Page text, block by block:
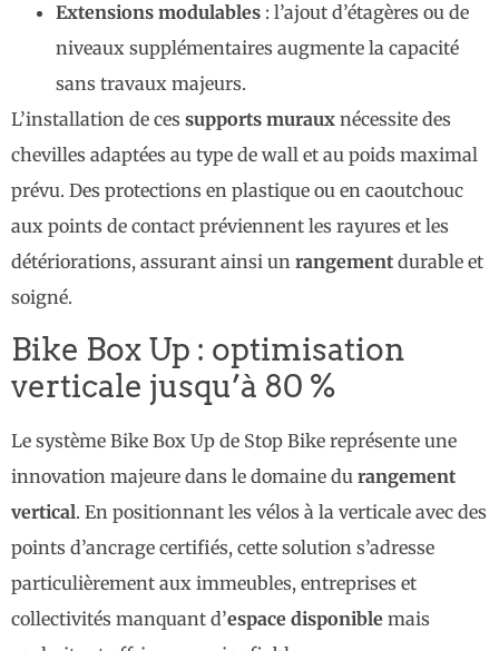
Extensions modulables : l’ajout d’étagères ou de
niveaux supplémentaires augmente la capacité
sans travaux majeurs.
L’installation de ces supports muraux nécessite des
chevilles adaptées au type de wall et au poids maximal
prévu. Des protections en plastique ou en caoutchouc
aux points de contact préviennent les rayures et les
détériorations, assurant ainsi un rangement durable et
soigné.
Bike Box Up : optimisation
verticale jusqu’à 80 %
Le système Bike Box Up de Stop Bike représente une
innovation majeure dans le domaine du rangement
vertical. En positionnant les vélos à la verticale avec des
points d’ancrage certifiés, cette solution s’adresse
particulièrement aux immeubles, entreprises et
collectivités manquant d’espace disponible mais